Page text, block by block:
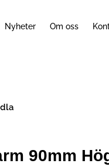
Nyheter Om oss
90mm